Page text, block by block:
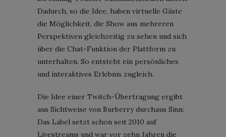
Dadurch, so die Idee, haben virtuelle Gäste
die Möglichkeit, die Show aus mehreren
Perspektiven gleichzeitig zu sehen und sich
über die Chat-Funktion der Plattform zu
unterhalten. So entsteht ein persönliches
und interaktives Erlebnis zugleich.
Die Idee einer Twitch-Übertragung ergibt
aus Sichtweise von Burberry durchaus Sinn:
Das Label setzt schon seit 2010 auf
Livestreams und war vor zehn Jahren die